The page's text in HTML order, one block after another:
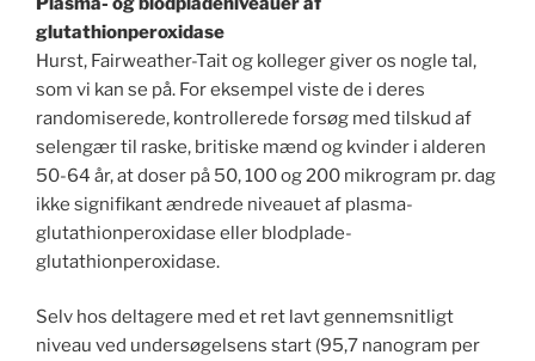
glutathionperoxidase
Hurst, Fairweather-Tait og kolleger giver os nogle tal,
som vi kan se på. For eksempel viste de i deres
randomiserede, kontrollerede forsøg med tilskud af
selengær til raske, britiske mænd og kvinder i alderen
50-64 år, at doser på 50, 100 og 200 mikrogram pr. dag
ikke signifikant ændrede niveauet af plasma-
glutathionperoxidase eller blodplade-
glutathionperoxidase.
Selv hos deltagere med et ret lavt gennemsnitligt
niveau ved undersøgelsens start (95,7 nanogram per